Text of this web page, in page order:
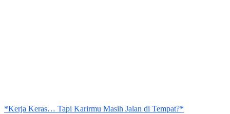
*Kerja Keras… Tapi Karirmu Masih Jalan di Tempat?*